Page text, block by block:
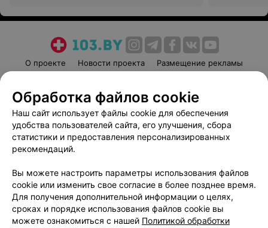
О проекте Новости проекта
Размещение рекламы
Пользовательское соглашение
Способы оплаты
Вакансии
Партнеры
Написать руководителю 103.by
Обработка персональных данных
Обработка файлов cookie
Наш сайт использует файлы cookie для обеспечения
удобства пользователей сайта, его улучшения, сбора
статистики и предоставления персонализированных
рекомендаций.
Вы можете настроить параметры использования файлов
cookie или изменить свое согласие в более позднее время.
Для получения дополнительной информации о целях,
сроках и порядке использования файлов cookie вы
можете ознакомиться с нашей Политикой обработки